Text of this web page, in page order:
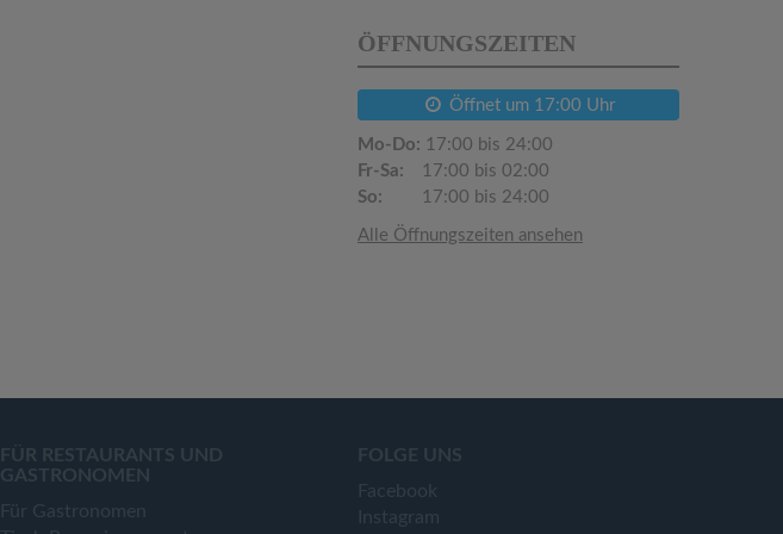
ÖFFNUNGSZEITEN
Öffnet um 17:00 Uhr
Mo-Do: 17:00 bis 24:00
Fr-Sa:
17:00 bis 02:00
So:
17:00 bis 24:00
Alle Öffnungszeiten ansehen
FÜR RESTAURANTS UND
GASTRONOMEN
Für Gastronomen
FOLGE UNS
Facebook
Instagram